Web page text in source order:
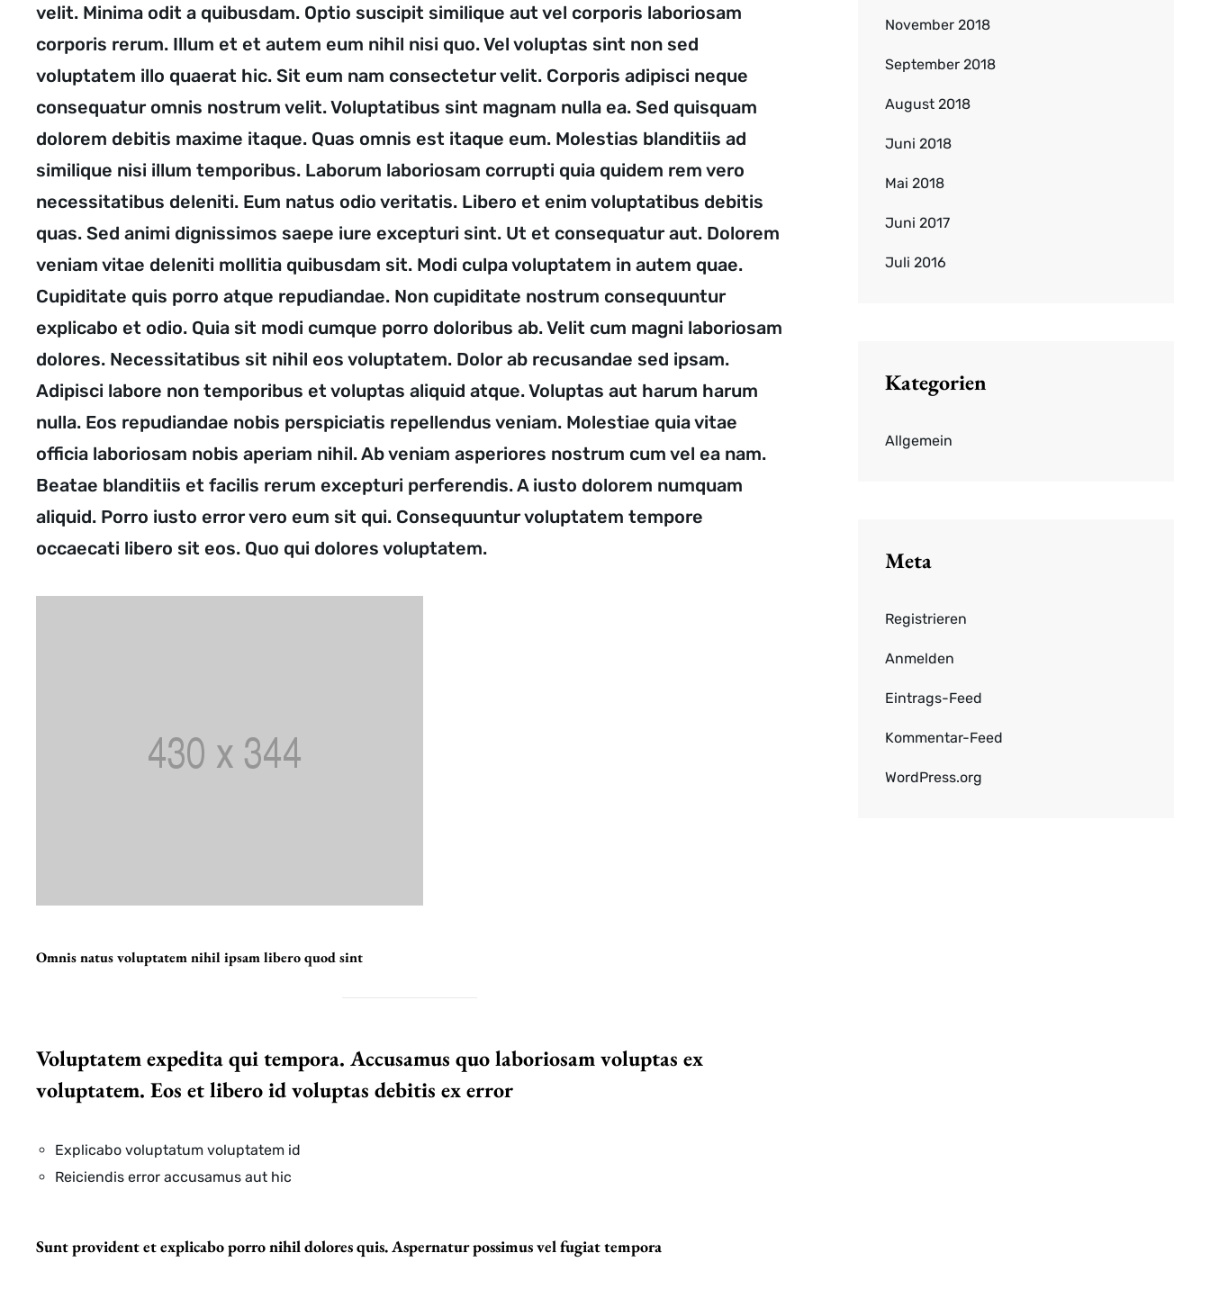
velit. Minima odit a quibusdam. Optio suscipit similique aut vel corporis laboriosam
corporis rerum. Illum et et autem eum nihil nisi quo. Vel voluptas sint non sed
voluptatem illo quaerat hic. Sit eum nam consectetur velit. Corporis adipisci neque
consequatur omnis nostrum velit. Voluptatibus sint magnam nulla ea. Sed quisquam
dolorem debitis maxime itaque. Quas omnis est itaque eum. Molestias blanditiis ad
similique nisi illum temporibus. Laborum laboriosam corrupti quia quidem rem vero
necessitatibus deleniti. Eum natus odio veritatis. Libero et enim voluptatibus debitis
quas. Sed animi dignissimos saepe iure excepturi sint. Ut et consequatur aut. Dolorem
veniam vitae deleniti mollitia quibusdam sit. Modi culpa voluptatem in autem quae.
Cupiditate quis porro atque repudiandae. Non cupiditate nostrum consequuntur
explicabo et odio. Quia sit modi cumque porro doloribus ab. Velit cum magni laboriosam
dolores. Necessitatibus sit nihil eos voluptatem. Dolor ab recusandae sed ipsam.
Adipisci labore non temporibus et voluptas aliquid atque. Voluptas aut harum harum
nulla. Eos repudiandae nobis perspiciatis repellendus veniam. Molestiae quia vitae
officia laboriosam nobis aperiam nihil. Ab veniam asperiores nostrum cum vel ea nam.
Beatae blanditiis et facilis rerum excepturi perferendis. A iusto dolorem numquam
aliquid. Porro iusto error vero eum sit qui. Consequuntur voluptatem tempore
occaecati libero sit eos. Quo qui dolores voluptatem.
Omnis natus voluptatem nihil ipsam libero quod sint
Voluptatem expedita qui tempora. Accusamus quo laboriosam voluptas ex
voluptatem. Eos et libero id voluptas debitis ex error
Explicabo voluptatum voluptatem id
Reiciendis error accusamus aut hic
Sunt provident et explicabo porro nihil dolores quis. Aspernatur possimus vel fugiat tempora
November 2018
September 2018
August 2018
Juni 2018
Mai 2018
Juni 2017
Juli 2016
Kategorien
Allgemein
Meta
Registrieren
Anmelden
Eintrags-Feed
Kommentar-Feed
WordPress.org